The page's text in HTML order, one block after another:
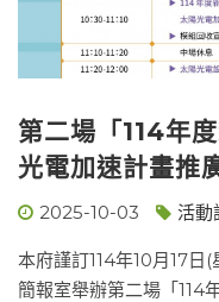
第二場「114年
光電加速計畫推
2025-10-03 活動
本府謹訂114年10月17日
簡報室舉辦第二場「114